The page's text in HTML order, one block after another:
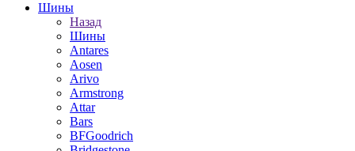
Шины
Назад
Шины
Antares
Aosen
Arivo
Armstrong
Attar
Bars
BFGoodrich